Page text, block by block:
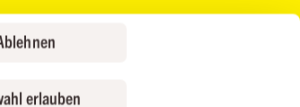
erlauben